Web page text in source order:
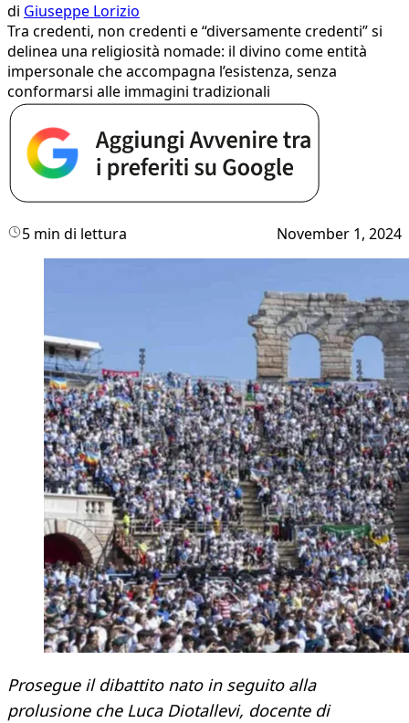
di Giuseppe Lorizio
Tra credenti, non credenti e “diversamente credenti” si
delinea una religiosità nomade: il divino come entità
impersonale che accompagna l’esistenza, senza
conformarsi alle immagini tradizionali
5 min di lettura November 1, 2024
Prosegue il dibattito nato in seguito alla
prolusione che Luca Diotallevi, docente di